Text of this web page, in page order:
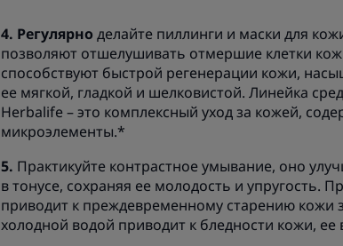
Регулярно делайте пиллинги и маски для
позволяют отшелушивать отмершие клетки
способствуют быстрой регенерации кожи,
ее мягкой, гладкой и шелковистой. Линейка
Herbalife – это комплексный уход за кожей,
микроэлементы.*
Практикуйте контрастное умывание, оно
в тонусе, сохраняя ее молодость и упругость.
приводит к преждевременному старению кожи
холодной водой приводит к бледности кожи, ее